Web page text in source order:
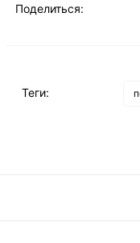
Поделиться:
Теги: